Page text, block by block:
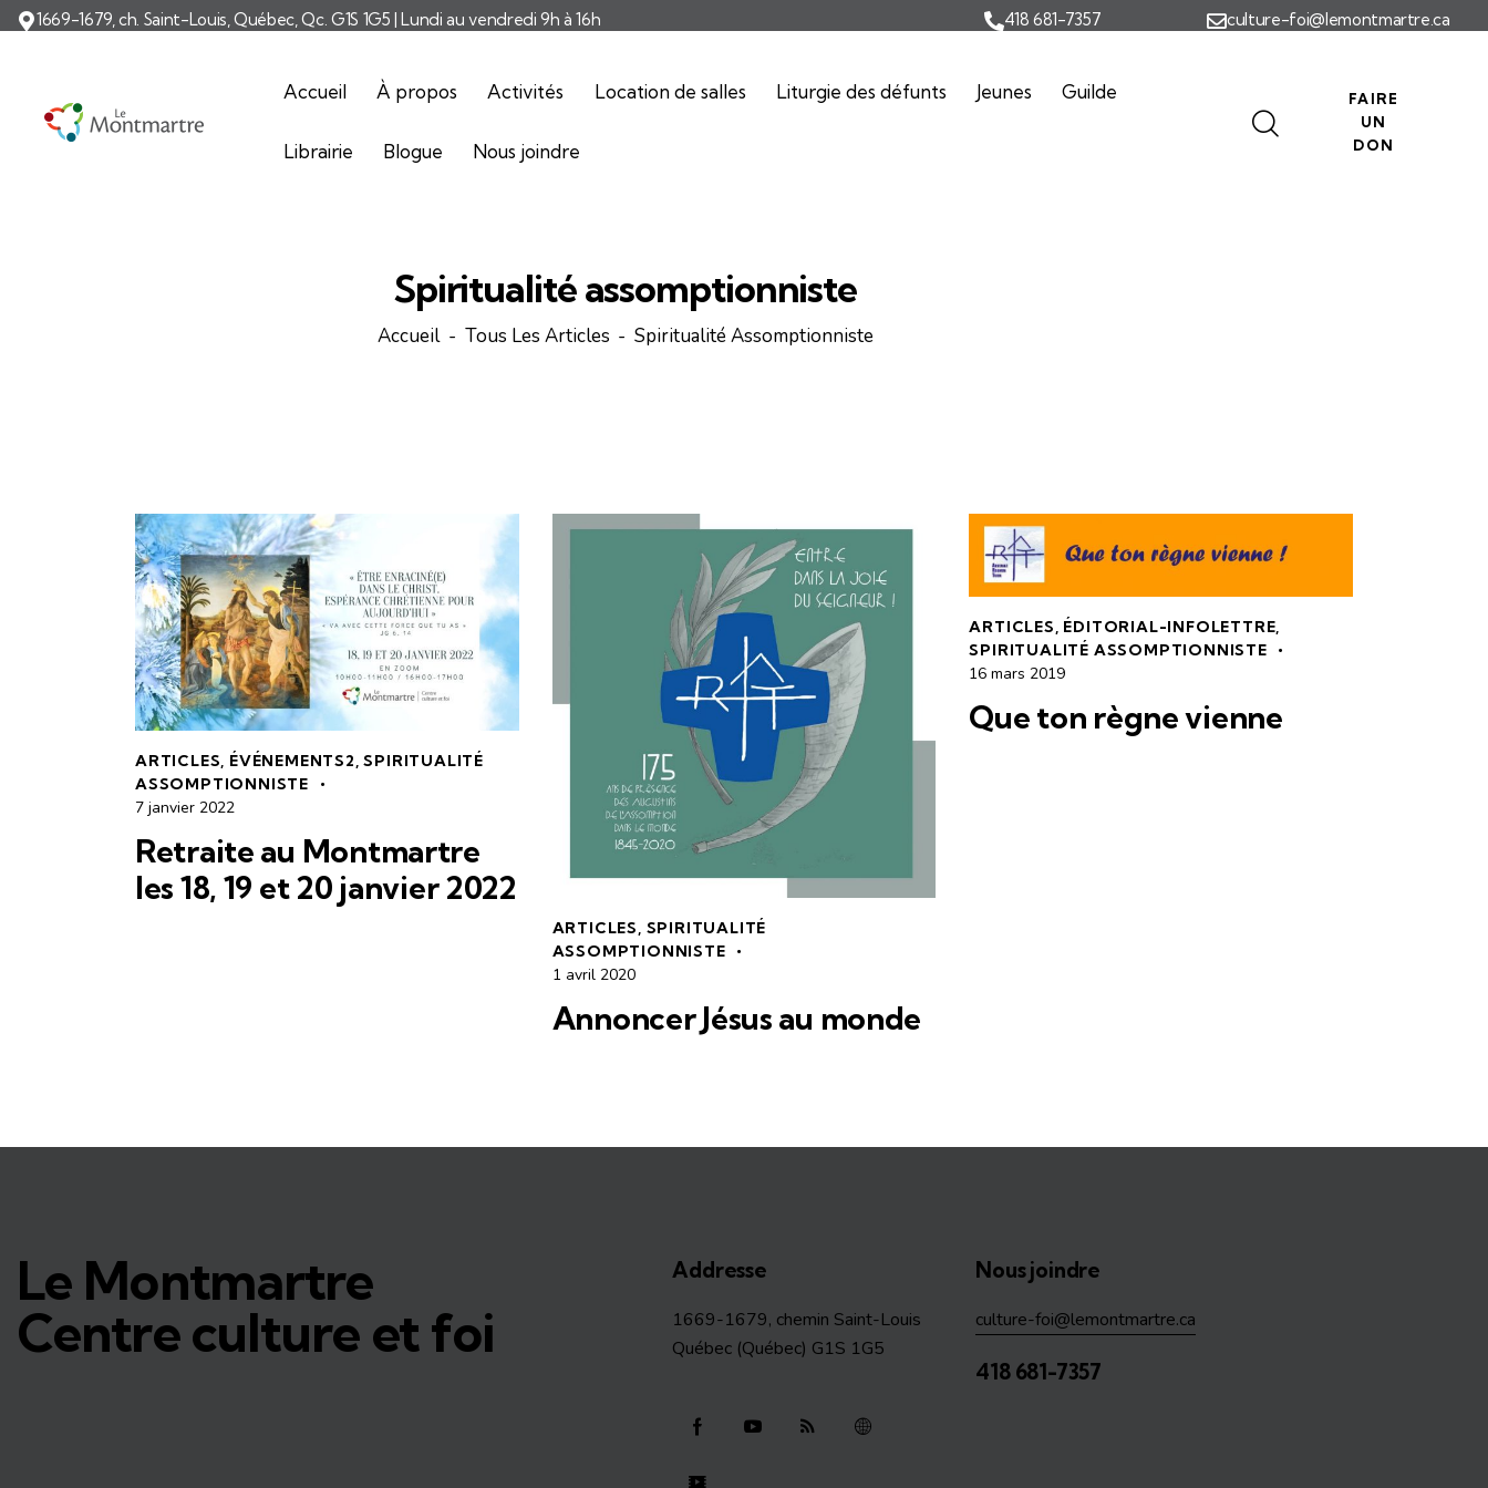
1669-1679, ch. Saint-Louis, Québec, Qc. G1S 1G5 | Lundi au vendredi 9h à 16h 418 681-7357 culture-foi@lemontmartre.ca
Accueil À propos Activités Location de salles Liturgie des défunts Jeunes Guilde
Librairie Blogue Nous joindre
FAIRE
UN
DON
Spiritualité assomptionniste
Accueil Tous Les Articles Spiritualité Assomptionniste
ARTICLES, ÉVÉNEMENTS2,SPIRITUALITÉ
ASSOMPTIONNISTE
7 janvier 2022
Retraite au Montmartre
les 18, 19 et 20 janvier 2022
ARTICLES, SPIRITUALITÉ
ASSOMPTIONNISTE
1 avril 2020
Annoncer Jésus au monde
ARTICLES, ÉDITORIAL-INFOLETTRE,
SPIRITUALITÉ ASSOMPTIONNISTE
16 mars 2019
Que ton règne vienne
Le Montmartre
Centre culture et foi
Addresse
1669-1679, chemin Saint-Louis
Québec (Québec) G1S 1G5
Nous joindre
culture-foi@lemontmartre.ca
418 681-7357